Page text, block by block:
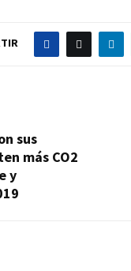
sus
más CO2
y